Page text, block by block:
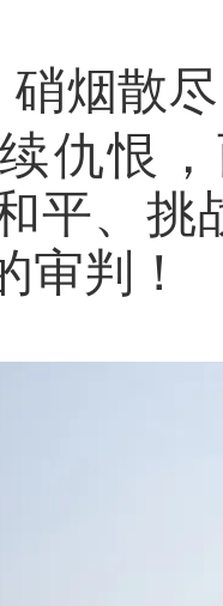
硝烟散
仇恨 ，
平、挑
审判！